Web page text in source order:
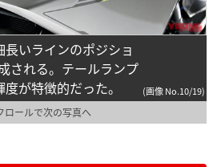
いラインのポジショ
される。テールランプ
が特徴的だった。
(画像 No.10/19)
ロールで次の写真へ